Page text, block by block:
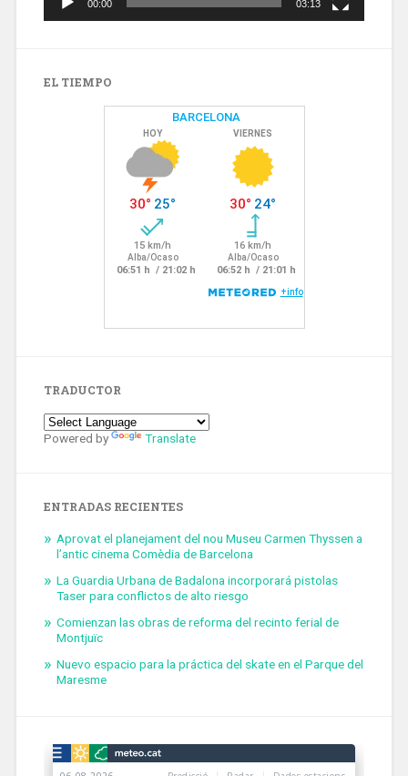
00:00 03:13
EL TIEMPO
TRADUCTOR
Powered by Translate
ENTRADAS RECIENTES
Aprovat el planejament del nou Museu Carmen Thyssen a
l’antic cinema Comèdia de Barcelona
La Guardia Urbana de Badalona incorporará pistolas
Taser para conflictos de alto riesgo
Comienzan las obras de reforma del recinto ferial de
Montjuïc
Nuevo espacio para la práctica del skate en el Parque del
Maresme